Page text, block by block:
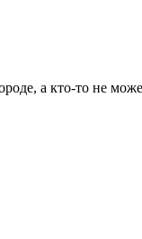
а кто-то не